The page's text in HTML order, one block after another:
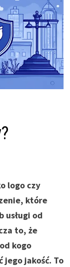
logo czy
które
usługi od
to, że
kogo
jego jakość. To